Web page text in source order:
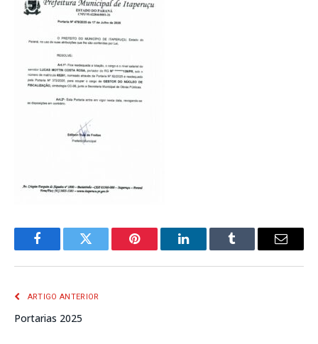
FacebookTwitter Pinterest LinkedInTumblr
E-
ARTIGO ANTERIOR
Portarias 2025